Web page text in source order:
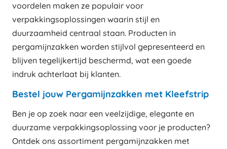
voordelen maken ze populair voor
verpakkingsoplossingen waarin stijl en
duurzaamheid centraal staan. Producten in
pergamijnzakken worden stijlvol gepresenteerd en
blijven tegelijkertijd beschermd, wat een goede
indruk achterlaat bij klanten.
Bestel jouw Pergamijnzakken met Kleefstrip
Ben je op zoek naar een veelzijdige, elegante en
duurzame verpakkingsoplossing voor je producten?
Ontdek ons assortiment pergamijnzakken met